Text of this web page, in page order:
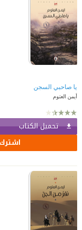
يا صاحبي السجن
أيمن العتوم
تحميل الكتاب